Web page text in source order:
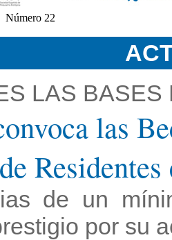
Número 22
LAS BASES
las
de un
por su